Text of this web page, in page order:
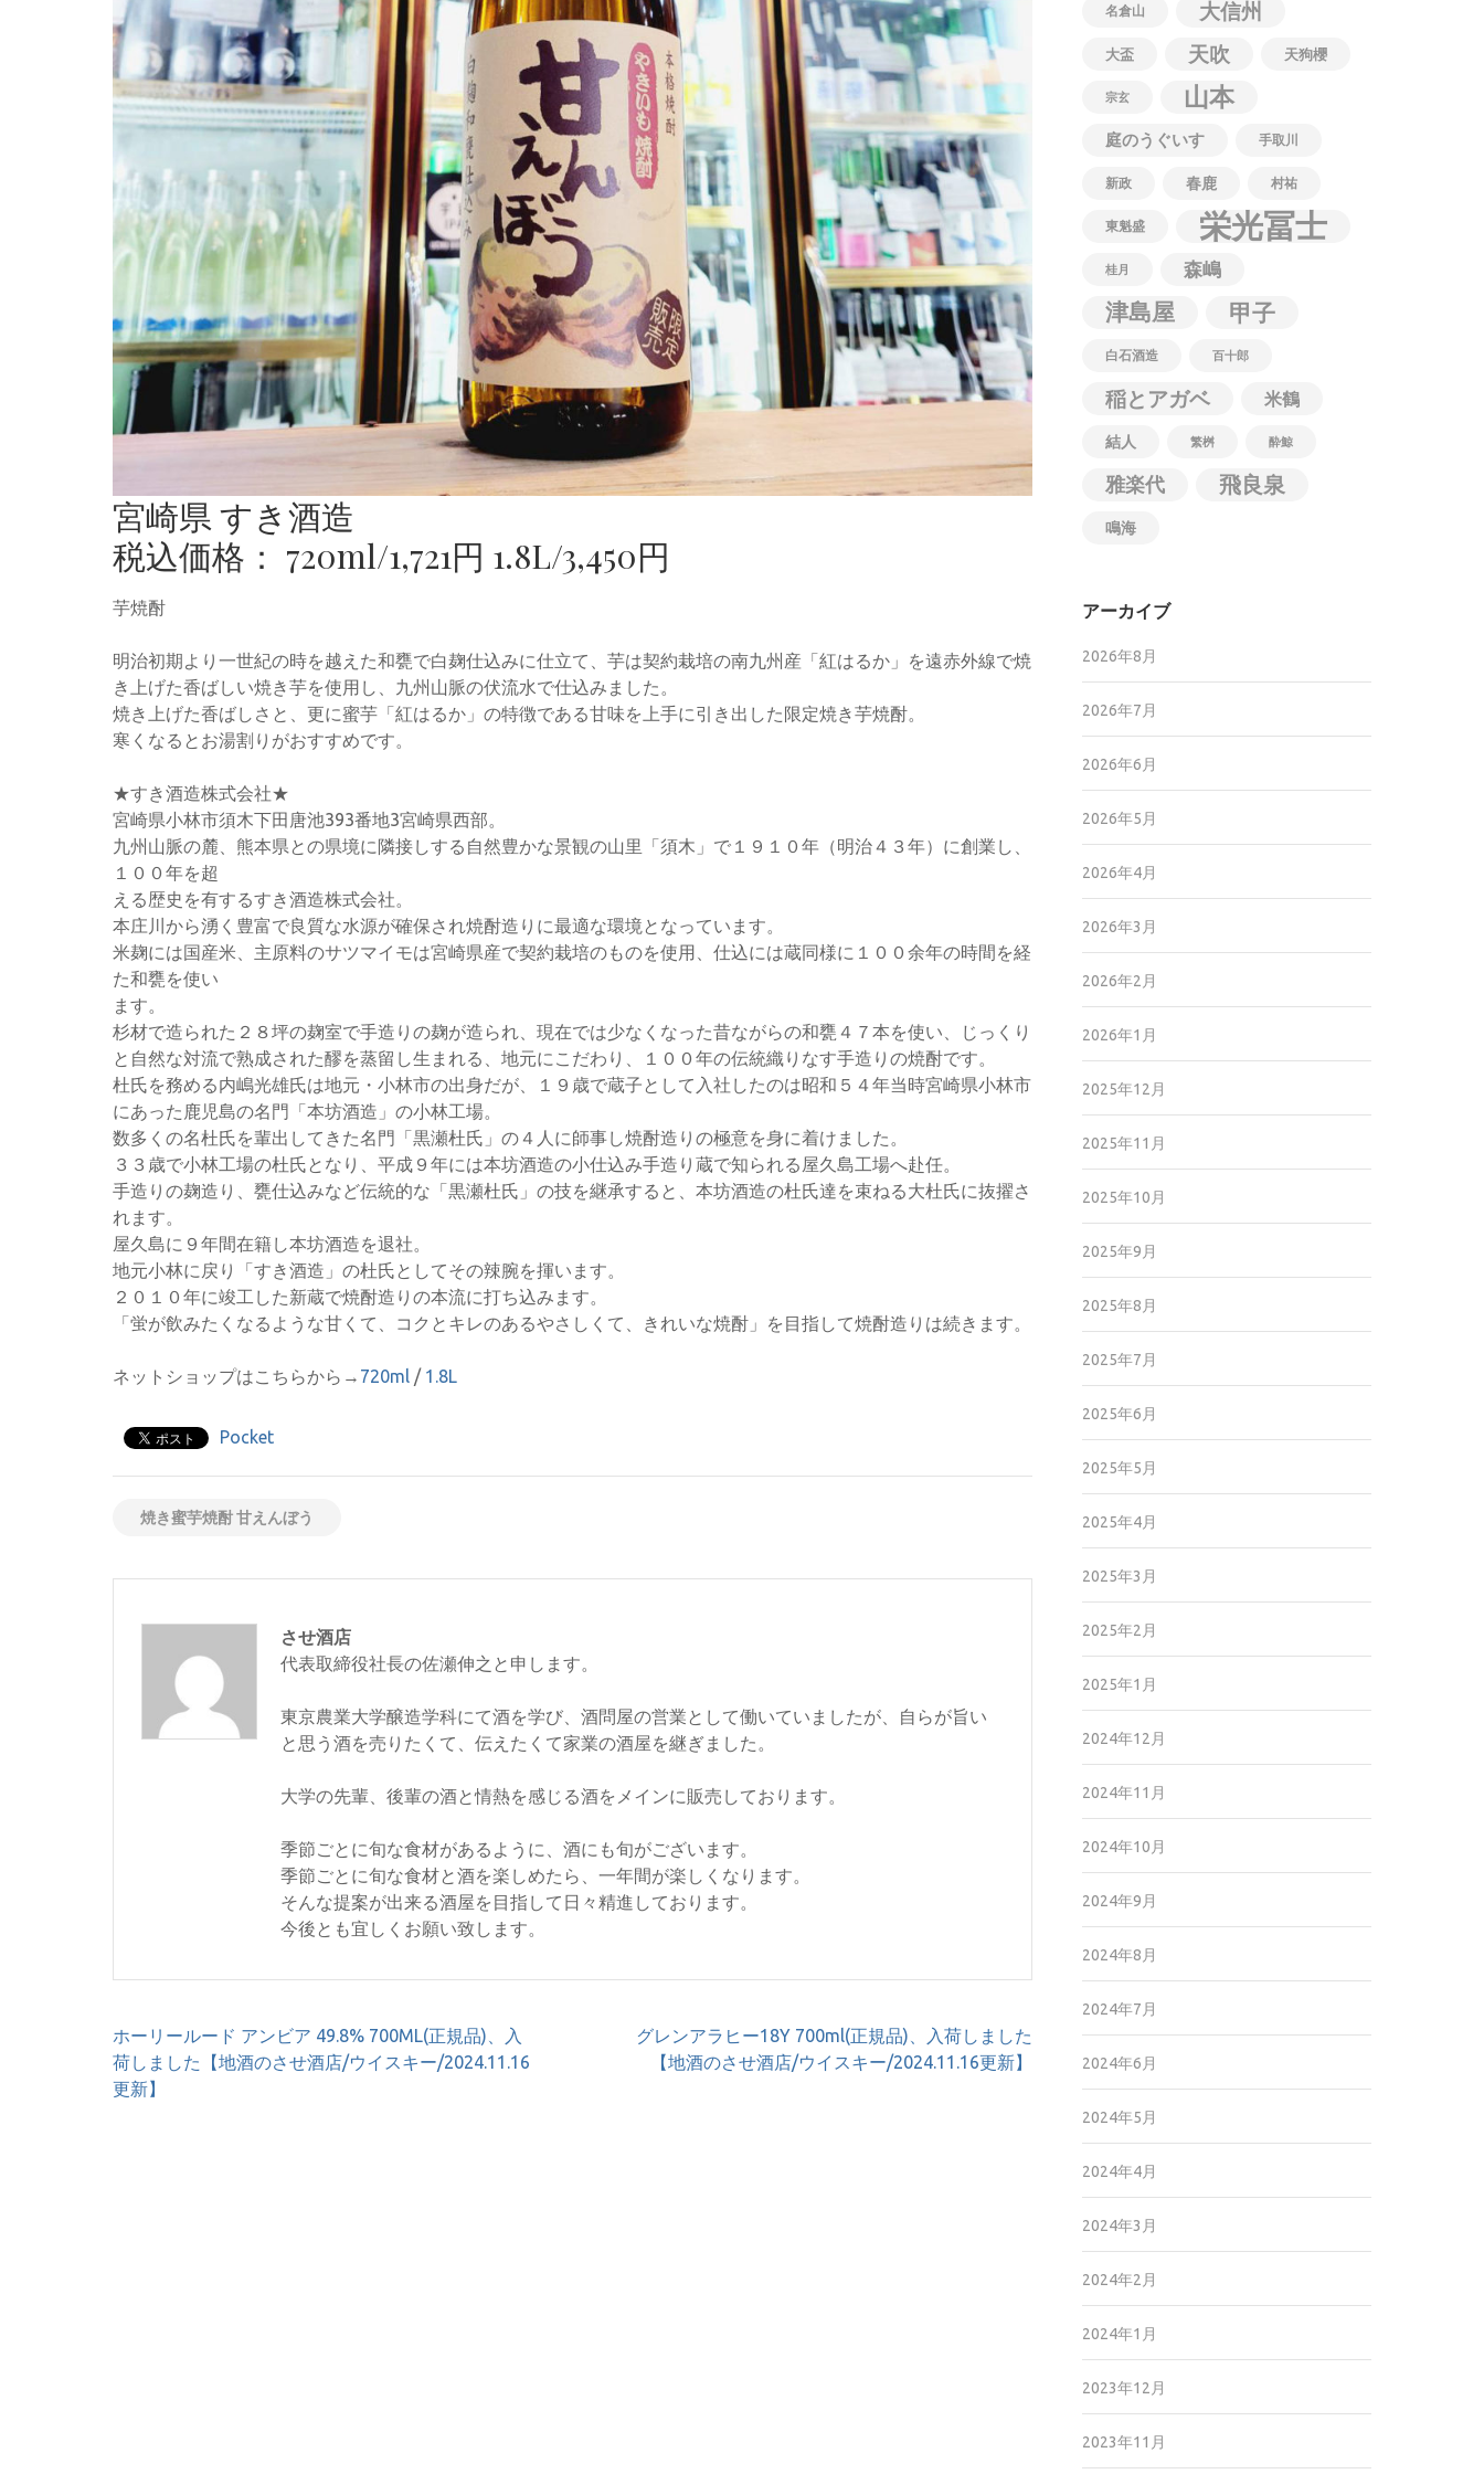
宮崎県 すき酒造
税込価格： 720ml/1,721円 1.8L/3,450円
芋焼酎
明治初期より一世紀の時を越えた和甕で白麹仕込みに仕立て、芋は契約栽培の南九州産「紅はるか」を遠赤外線で焼
き上げた香ばしい焼き芋を使用し、九州山脈の伏流水で仕込みました。
焼き上げた香ばしさと、更に蜜芋「紅はるか」の特徴である甘味を上手に引き出した限定焼き芋焼酎。
寒くなるとお湯割りがおすすめです。
★すき酒造株式会社★
宮崎県小林市須木下田唐池393番地3宮崎県西部。
九州山脈の麓、熊本県との県境に隣接しする自然豊かな景観の山里「須木」で１９１０年（明治４３年）に創業し、
１００年を超
える歴史を有するすき酒造株式会社。
本庄川から湧く豊富で良質な水源が確保され焼酎造りに最適な環境となっています。
米麹には国産米、主原料のサツマイモは宮崎県産で契約栽培のものを使用、仕込には蔵同様に１００余年の時間を経
た和甕を使い
ます。
杉材で造られた２８坪の麹室で手造りの麹が造られ、現在では少なくなった昔ながらの和甕４７本を使い、じっくり
と自然な対流で熟成された醪を蒸留し生まれる、地元にこだわり、１００年の伝統織りなす手造りの焼酎です。
杜氏を務める内嶋光雄氏は地元・小林市の出身だが、１９歳で蔵子として入社したのは昭和５４年当時宮崎県小林市
にあった鹿児島の名門「本坊酒造」の小林工場。
数多くの名杜氏を輩出してきた名門「黒瀬杜氏」の４人に師事し焼酎造りの極意を身に着けました。
３３歳で小林工場の杜氏となり、平成９年には本坊酒造の小仕込み手造り蔵で知られる屋久島工場へ赴任。
手造りの麹造り、甕仕込みなど伝統的な「黒瀬杜氏」の技を継承すると、本坊酒造の杜氏達を束ねる大杜氏に抜擢さ
れます。
屋久島に９年間在籍し本坊酒造を退社。
地元小林に戻り「すき酒造」の杜氏としてその辣腕を揮います。
２０１０年に竣工した新蔵で焼酎造りの本流に打ち込みます。
「蛍が飲みたくなるような甘くて、コクとキレのあるやさしくて、きれいな焼酎」を目指して焼酎造りは続きます。
ネットショップはこちらから→ 720ml / 1.8L
Pocket
焼き蜜芋焼酎 甘えんぼう
させ酒店
代表取締役社長の佐瀬伸之と申します。
東京農業大学醸造学科にて酒を学び、酒問屋の営業として働いていましたが、自らが旨い
と思う酒を売りたくて、伝えたくて家業の酒屋を継ぎました。
大学の先輩、後輩の酒と情熱を感じる酒をメインに販売しております。
季節ごとに旬な食材があるように、酒にも旬がございます。
季節ごとに旬な食材と酒を楽しめたら、一年間が楽しくなります。
そんな提案が出来る酒屋を目指して日々精進しております。
今後とも宜しくお願い致します。
投
稿
ナ
ホーリールード アンビア 49.8% 700ML(正規品)、入
荷しました【地酒のさせ酒店/ウイスキー/2024.11.16
更新】
グレンアラヒー18Y 700ml(正規品)、入荷しました
【地酒のさせ酒店/ウイスキー/2024.11.16更新】
名倉山 大信州
大盃 天吹 天狗櫻
宗玄 山本
庭のうぐいす 手取川
新政 春鹿 村祐
東魁盛 栄光冨士
桂月 森嶋
津島屋 甲子
白石酒造 百十郎
稲とアガベ 米鶴
結人 繁桝 酔鯨
雅楽代 飛良泉
鳴海
アーカイブ
2026年8月
2026年7月
2026年6月
2026年5月
2026年4月
2026年3月
2026年2月
2026年1月
2025年12月
2025年11月
2025年10月
2025年9月
2025年8月
2025年7月
2025年6月
2025年5月
2025年4月
2025年3月
2025年2月
2025年1月
2024年12月
2024年11月
2024年10月
2024年9月
2024年8月
2024年7月
2024年6月
2024年5月
2024年4月
2024年3月
2024年2月
2024年1月
2023年12月
2023年11月